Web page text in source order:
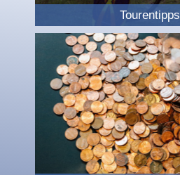
Tourentipps